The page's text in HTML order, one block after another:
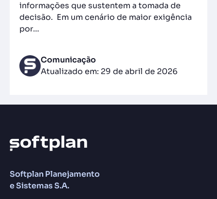
informações que sustentem a tomada de
decisão. Em um cenário de maior exigência
por…
Comunicação
Atualizado em: 29 de abril de 2026
Softplan Planejamento
e Sistemas S.A.